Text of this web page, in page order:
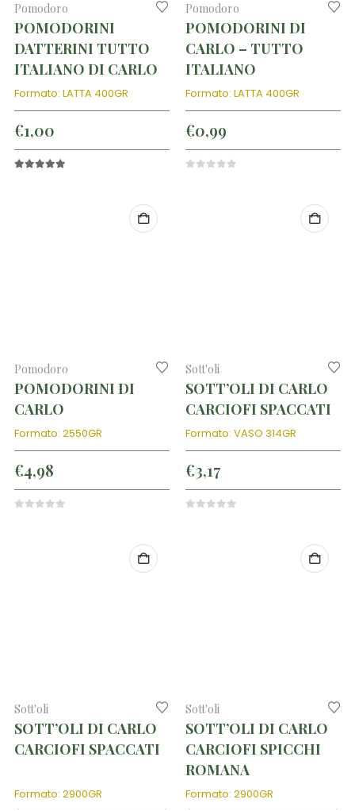
Pomodoro
POMODORINI
DATTERINI TUTTO
ITALIANO DI CARLO
Formato: LATTA 400GR
€1,00
Pomodoro
POMODORINI DI
CARLO – TUTTO
ITALIANO
Formato: LATTA 400GR
€0,99
Pomodoro
POMODORINI DI
CARLO
Formato: 2550GR
€4,98
Sott'oli
SOTT’OLI DI CARLO
CARCIOFI SPACCATI
Formato: VASO 314GR
€3,17
Sott'oli
SOTT’OLI DI CARLO
CARCIOFI SPACCATI
Formato: 2900GR
Sott'oli
SOTT’OLI DI CARLO
CARCIOFI SPICCHI
ROMANA
Formato: 2900GR